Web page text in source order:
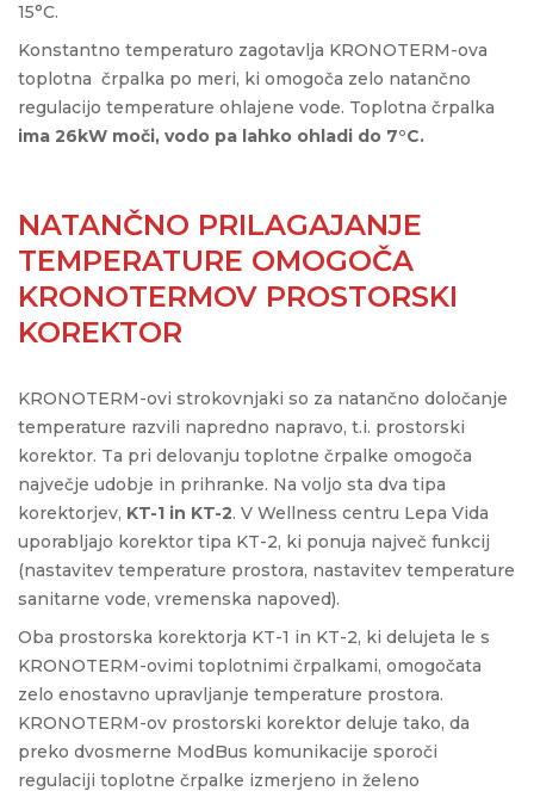
15°C.
Konstantno temperaturo zagotavlja KRONOTERM-ova
toplotna črpalka po meri, ki omogoča zelo natančno
regulacijo temperature ohlajene vode. Toplotna črpalka
ima 26kW moči, vodo pa lahko ohladi do 7°C.
NATANČNO PRILAGAJANJE
TEMPERATURE OMOGOČA
KRONOTERMOV PROSTORSKI
KOREKTOR
KRONOTERM-ovi strokovnjaki so za natančno določanje
temperature razvili napredno napravo, t.i. prostorski
korektor. Ta pri delovanju toplotne črpalke omogoča
največje udobje in prihranke. Na voljo sta dva tipa
korektorjev, KT-1 in KT-2. V Wellness centru Lepa Vida
uporabljajo korektor tipa KT-2, ki ponuja največ funkcij
(nastavitev temperature prostora, nastavitev temperature
sanitarne vode, vremenska napoved).
Oba prostorska korektorja KT-1 in KT-2, ki delujeta le s
KRONOTERM-ovimi toplotnimi črpalkami, omogočata
zelo enostavno upravljanje temperature prostora.
KRONOTERM-ov prostorski korektor deluje tako, da
preko dvosmerne ModBus komunikacije sporoči
regulaciji toplotne črpalke izmerjeno in želeno